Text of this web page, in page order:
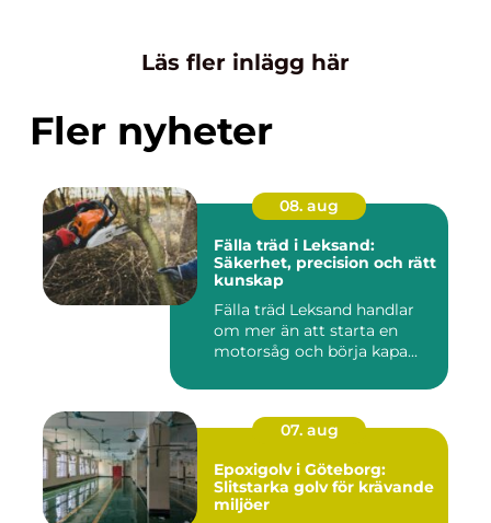
Läs fler inlägg här
Fler nyheter
08. aug
Fälla träd i Leksand:
Säkerhet, precision och rätt
kunskap
Fälla träd Leksand handlar
om mer än att starta en
motorsåg och börja kapa...
07. aug
Epoxigolv i Göteborg:
Slitstarka golv för krävande
miljöer